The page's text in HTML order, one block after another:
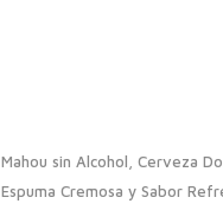
Mahou sin Alcohol, Cerveza
Espuma Cremosa y Sabor